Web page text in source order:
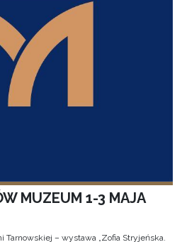
MUZEUM 1-3 MAJA
– wystawa „Zofia Stryjeńska.